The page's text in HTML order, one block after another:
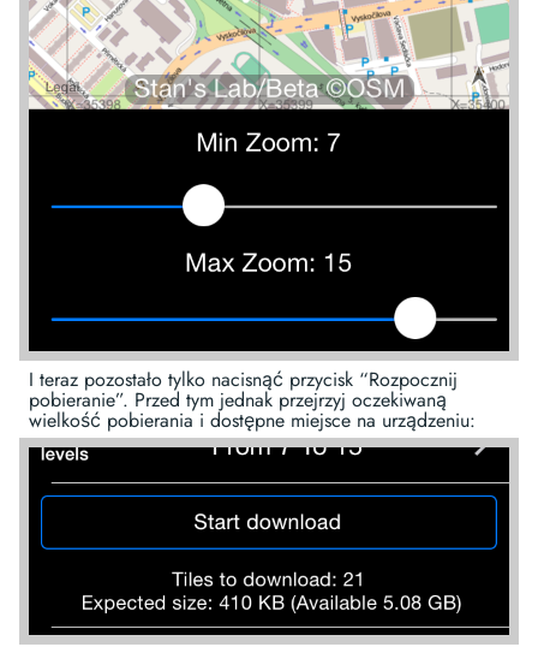
I teraz pozostało tylko nacisnąć przycisk “Rozpocznij
pobieranie”. Przed tym jednak przejrzyj oczekiwaną
wielkość pobierania i dostępne miejsce na urządzeniu: